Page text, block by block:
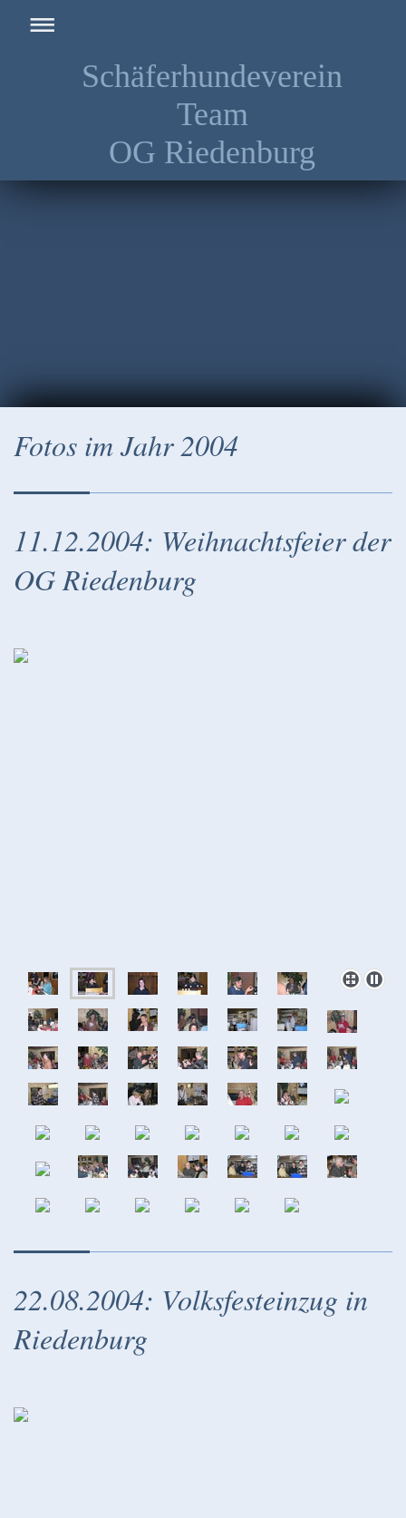
Schäferhundeverein
Team
OG Riedenburg
Fotos im Jahr 2004
11.12.2004: Weihnachtsfeier der
OG Riedenburg
22.08.2004: Volksfesteinzug in
Riedenburg